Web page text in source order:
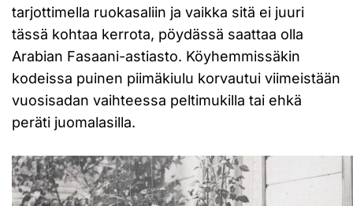
tarjottimella ruokasaliin ja vaikka sitä ei juuri
tässä kohtaa kerrota, pöydässä saattaa olla
Arabian Fasaani-astiasto. Köyhemmissäkin
kodeissa puinen piimäkiulu korvautui viimeistään
vuosisadan vaihteessa peltimukilla tai ehkä
peräti juomalasilla.